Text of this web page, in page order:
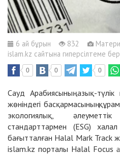
6 ай бұрын 832
islam.kz сайтына гиперсілтеме
0 0 0
Сауд Арабиясының азық-
жөніндегі басқармасының
экологиялық,
стандарттармен (ESG) халал
бағытталған Halal Mark Track
islam.kz порталы Halal Focus